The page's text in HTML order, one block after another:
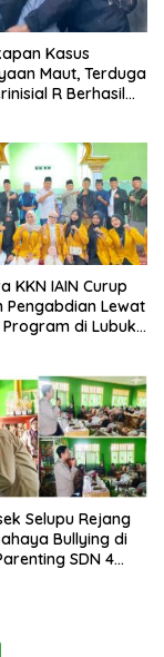
Kasus
Maut, Terduga
R Berhasil
KKN IAIN Curup
Pengabdian Lewat
di Lubuk
Selupu Rejang
Bullying di
SDN 4